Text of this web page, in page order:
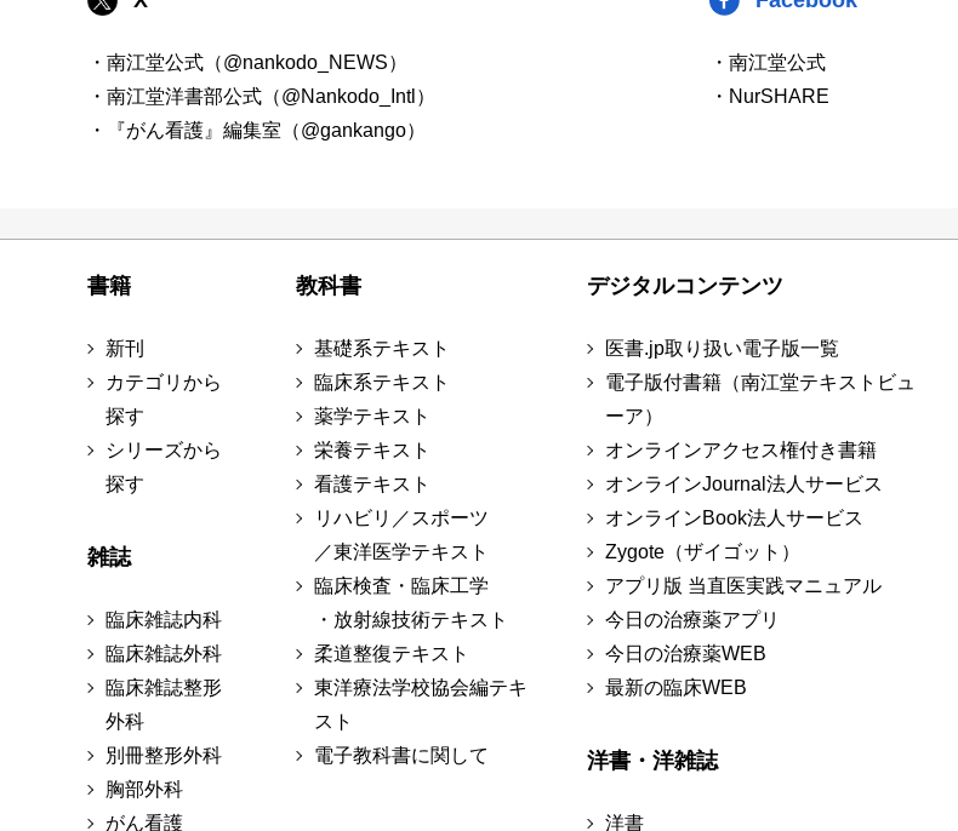
・南江堂公式（@nankodo_NEWS）
・南江堂洋書部公式（@Nankodo_Intl）
・『がん看護』編集室（@gankango）
・南江堂公式
・NurSHARE
書籍
新刊
カテゴリから
探す
シリーズから
探す
雑誌
臨床雑誌内科
臨床雑誌外科
臨床雑誌整形
外科
別冊整形外科
胸部外科
がん看護
教科書
基礎系テキスト
臨床系テキスト
薬学テキスト
栄養テキスト
看護テキスト
リハビリ／スポーツ
／東洋医学テキスト
臨床検査・臨床工学
・放射線技術テキスト
柔道整復テキスト
東洋療法学校協会編テキ
スト
電子教科書に関して
デジタルコンテンツ
医書.jp取り扱い電子版一覧
電子版付書籍（南江堂テキストビュ
ーア）
オンラインアクセス権付き書籍
オンラインJournal法人サービス
オンラインBook法人サービス
Zygote（ザイゴット）
アプリ版 当直医実践マニュアル
今日の治療薬アプリ
今日の治療薬WEB
最新の臨床WEB
洋書・洋雑誌
洋書